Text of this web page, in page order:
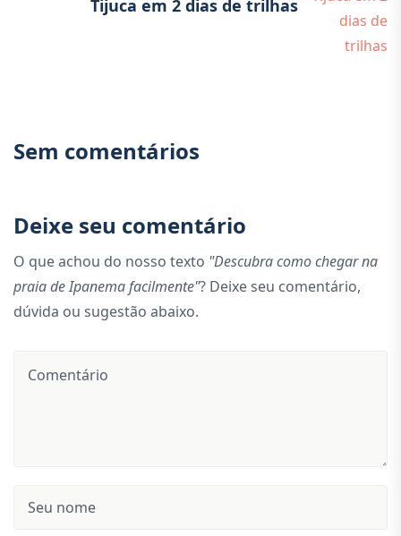
Tijuca em 2 dias de trilhas
Sem comentários
Deixe seu comentário
O que achou do nosso texto "Descubra como chegar na
praia de Ipanema facilmente"? Deixe seu comentário,
dúvida ou sugestão abaixo.